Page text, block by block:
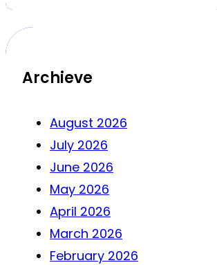
Archieve
August 2026
July 2026
June 2026
May 2026
April 2026
March 2026
February 2026